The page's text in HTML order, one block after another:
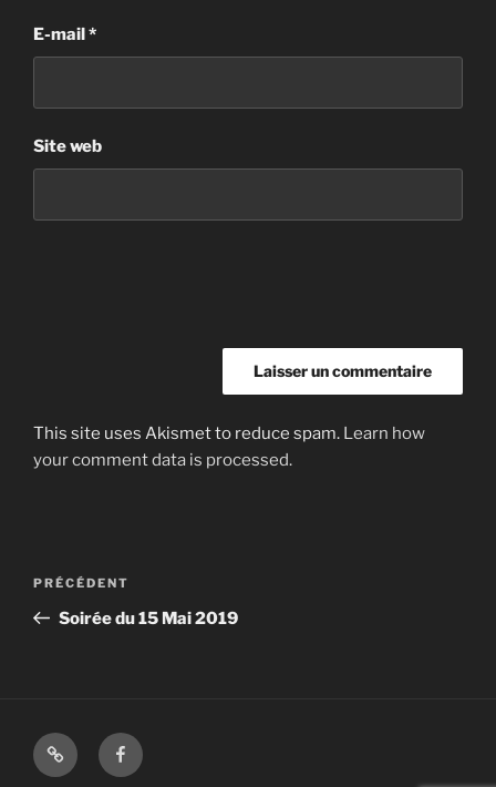
E-mail*
Site web
This site uses Akismet to reduce spam. Learn how
your comment data is processed.
Navigation
l’article
Article
précédent
PRÉCÉDENT
Soirée du 15 Mai 2019
Shop Facebook